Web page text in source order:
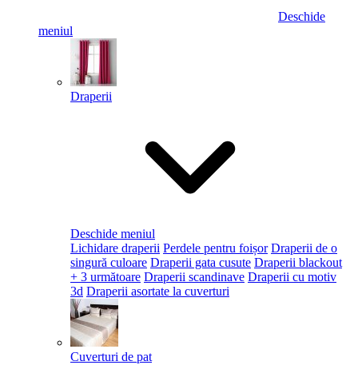
Deschide
meniul
Draperii
Deschide meniul
Lichidare draperii Perdele pentru foișor Draperii de o
singură culoare Draperii gata cusute Draperii blackout
+ 3 următoare Draperii scandinave Draperii cu motiv
3d Draperii asortate la cuverturi
Cuverturi de pat